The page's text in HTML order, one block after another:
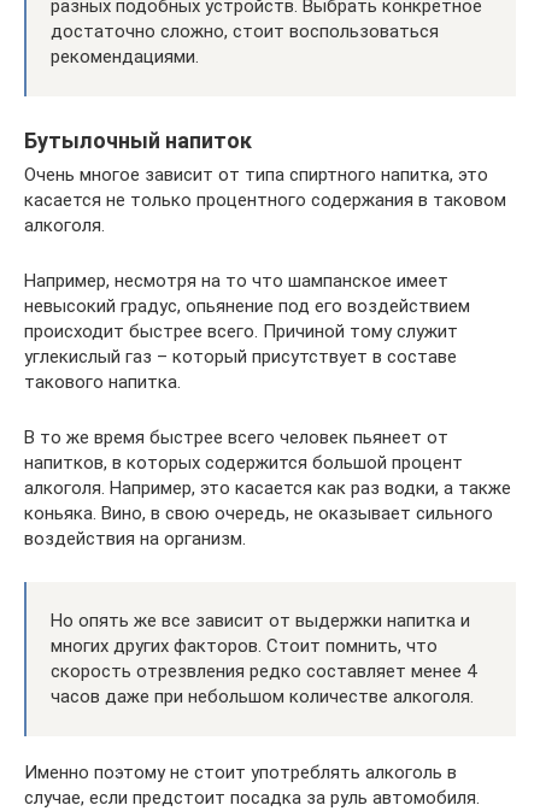
разных подобных устройств. Выбрать конкретное
достаточно сложно, стоит воспользоваться
рекомендациями.
Бутылочный напиток
Очень многое зависит от типа спиртного напитка, это
касается не только процентного содержания в таковом
алкоголя.
Например, несмотря на то что шампанское имеет
невысокий градус, опьянение под его воздействием
происходит быстрее всего. Причиной тому служит
углекислый газ – который присутствует в составе
такового напитка.
В то же время быстрее всего человек пьянеет от
напитков, в которых содержится большой процент
алкоголя. Например, это касается как раз водки, а также
коньяка. Вино, в свою очередь, не оказывает сильного
воздействия на организм.
Но опять же все зависит от выдержки напитка и
многих других факторов. Стоит помнить, что
скорость отрезвления редко составляет менее 4
часов даже при небольшом количестве алкоголя.
Именно поэтому не стоит употреблять алкоголь в
случае, если предстоит посадка за руль автомобиля.